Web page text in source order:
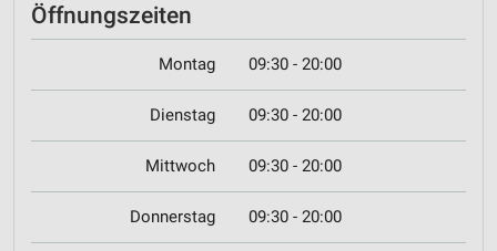
Öffnungszeiten
Montag 09:30 - 20:00
Dienstag 09:30 - 20:00
Mittwoch 09:30 - 20:00
Donnerstag 09:30 - 20:00